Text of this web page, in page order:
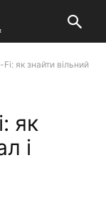
як знайти вільний
як
і